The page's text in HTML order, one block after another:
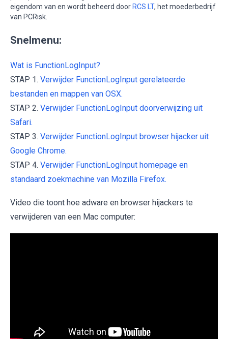
eigendom van en wordt beheerd door RCS LT, het moederbedrijf
van PCRisk.
Snelmenu:
Wat is FunctionLogInput?
STAP 1. Verwijder FunctionLogInput gerelateerde
bestanden en mappen van OSX.
STAP 2. Verwijder FunctionLogInput doorverwijzing uit
Safari.
STAP 3. Verwijder FunctionLogInput browser hijacker uit
Google Chrome.
STAP 4. Verwijder FunctionLogInput homepage en
standaard zoekmachine van Mozilla Firefox.
Video die toont hoe adware en browser hijackers te
verwijderen van een Mac computer: